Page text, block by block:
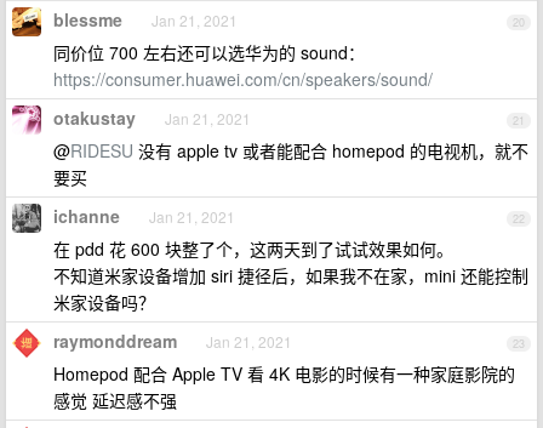
20
blessme Jan 21, 2021
同价位 700 左右还可以选华为的 sound：
https://consumer.huawei.com/cn/speakers/sound/
21
otakustay Jan 21, 2021
@RIDESU 没有 apple tv 或者能配合 homepod 的电视机，就不
要买
22
ichanne Jan 21, 2021
在 pdd 花 600 块整了个，这两天到了试试效果如何。
不知道米家设备增加 siri 捷径后，如果我不在家，mini 还能控制
米家设备吗？
23
raymonddream Jan 21, 2021
Homepod 配合 Apple TV 看 4K 电影的时候有一种家庭影院的
感觉 延迟感不强